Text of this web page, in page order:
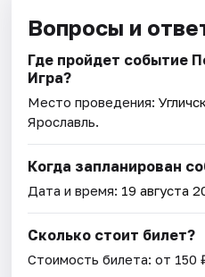
Вопросы и
Где пройдет событие
Игра?
Место проведения:
Ярославль.
Когда запланирован
Дата и время: 19 августа
Сколько стоит билет?
Стоимость билета: от 150